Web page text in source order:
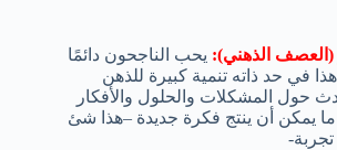
يحب الناجحون دائمًا
هذا في حد ذاته تنمية كبيرة للذهن
حول المشكلات والحلول والأفكار
ما يمكن أن ينتج فكرة جديدة –هذا شئ